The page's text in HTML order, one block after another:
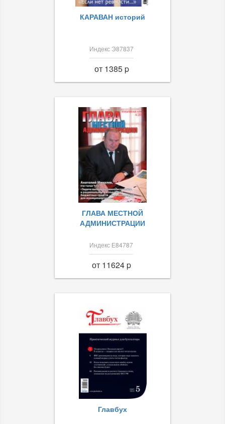
КАРАВАН историй
Индекс Э87837
от 1385 p
ГЛАВА МЕСТНОЙ
АДМИНИСТРАЦИИ
Индекс Е84787
от 11624 p
Главбух